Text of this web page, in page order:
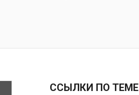
ССЫЛКИ ПО ТЕМЕ